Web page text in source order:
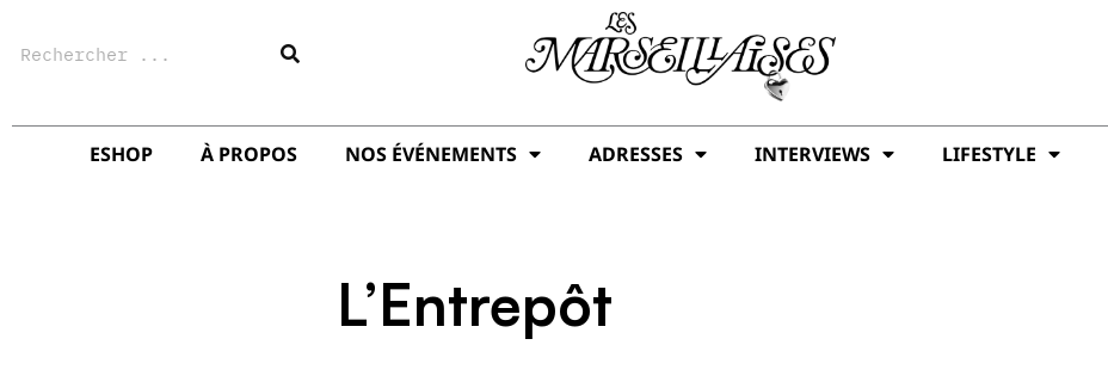
ESHOP À PROPOS NOS ÉVÉNEMENTS ADRESSES INTERVIEWS LIFESTYLE
L’Entrepôt